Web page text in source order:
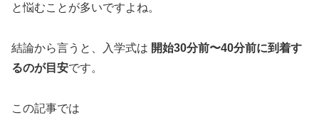
と悩むことが多いですよね。
結論から言うと、入学式は 開始30分前〜40分前に到着す
るのが目安です。
この記事では